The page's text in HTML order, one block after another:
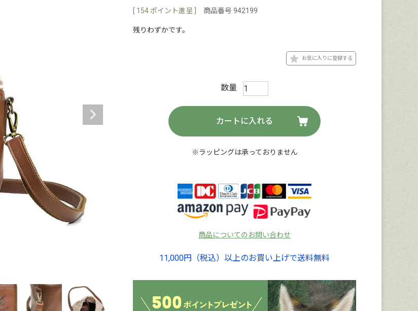
154ポイント進呈 ] 商品番号 942199
残りわずかです。
お気に入りに登録する
カートに入れる
※ラッピングは承っておりません
商品についてのお問い合わせ
11,000円（税込）以上のお買い上げで送料無料